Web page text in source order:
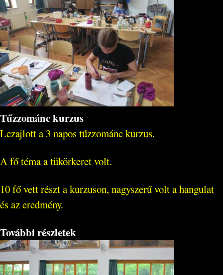
Tűzzománc kurzus
Lezajlott a 3 napos tűzzománc kurzus.
A fő téma a tükörkeret volt.
10 fő vett részt a kurzuson, nagyszerű volt a hangulat
és az eredmény.
További részletek